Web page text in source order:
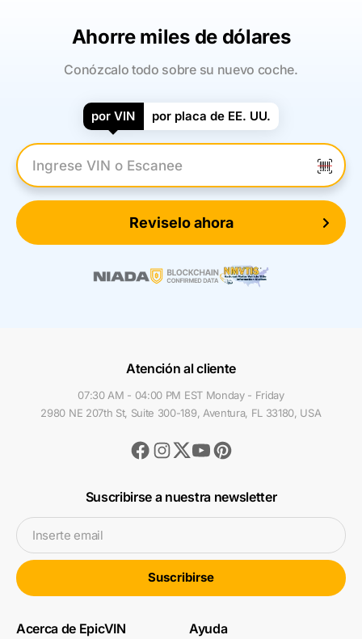
Ahorre miles de dólares
Conózcalo todo sobre su nuevo coche.
por VIN por placa de EE. UU.
Introduzca el VIN
Reviselo ahora
Atención al cliente
07:30 AM - 04:00 PM EST Monday - Friday
2980 NE 207th St, Suite 300-189, Aventura, FL 33180, USA
Facebook
Instagram
TwitterYoutubePinterest
Suscribirse a nuestra newsletter
Inserte email
Suscribirse
Acerca de EpicVIN Ayuda